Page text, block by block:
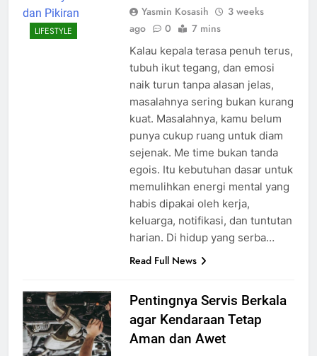
LIFESTYLE
Yasmin Kosasih
3 weeks
ago
0 7 mins
Kalau kepala terasa penuh terus,
tubuh ikut tegang, dan emosi
naik turun tanpa alasan jelas,
masalahnya sering bukan kurang
kuat. Masalahnya, kamu belum
punya cukup ruang untuk diam
sejenak. Me time bukan tanda
egois. Itu kebutuhan dasar untuk
memulihkan energi mental yang
habis dipakai oleh kerja,
keluarga, notifikasi, dan tuntutan
harian. Di hidup yang serba…
Read Full News
Pentingnya Servis Berkala
agar Kendaraan Tetap
Aman dan Awet